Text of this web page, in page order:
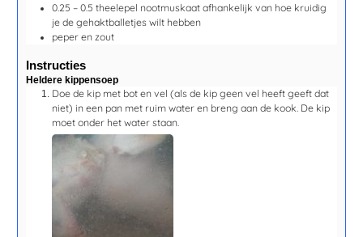
0.25 – 0.5 theelepel nootmuskaat afhankelijk van hoe kruidig
je de gehaktballetjes wilt hebben
peper en zout
Instructies
Heldere kippensoep
Doe de kip met bot en vel (als de kip geen vel heeft geeft dat
niet) in een pan met ruim water en breng aan de kook. De kip
moet onder het water staan.